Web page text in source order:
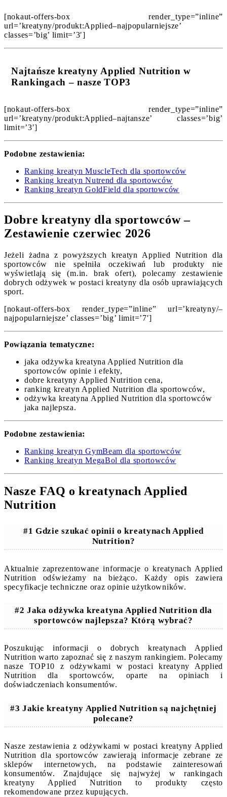
[nokaut-offers-box render_type=”inline”
url=’kreatyny/produkt:Applied–najpopularniejsze’
classes=’big’ limit=’3′]
Najtańsze kreatyny Applied Nutrition w
Rankingach – nasze TOP3
[nokaut-offers-box render_type=”inline”
url=’kreatyny/produkt:Applied–najtansze’ classes=’big’
limit=’3′]
Podobne zestawienia:
Ranking kreatyn MuscleTech dla sportowców
Ranking kreatyn Nutrend dla sportowców
Ranking kreatyn GoldField dla sportowców
Dobre kreatyny dla sportowców –
Zestawienie czerwiec 2026
Jeżeli żadna z powyższych kreatyn Applied Nutrition dla
sportowców nie spełniła oczekiwań lub produkty nie
wyświetlają się (m.in. brak ofert), polecamy zestawienie
dobrych odżywek w postaci kreatyny dla osób uprawiających
sport.
[nokaut-offers-box render_type=”inline” url=’kreatyny/–
najpopularniejsze’ classes=’big’ limit=’7′]
Powiązania tematyczne:
jaka odżywka kreatyna Applied Nutrition dla
sportowców opinie i efekty,
dobre kreatyny Applied Nutrition cena,
ranking kreatyn Applied Nutrition dla sportowców,
odżywka kreatyna Applied Nutrition dla sportowców
jaka najlepsza.
Podobne zestawienia:
Ranking kreatyn GymBeam dla sportowców
Ranking kreatyn MegaBol dla sportowców
Nasze FAQ o kreatynach Applied
Nutrition
#1 Gdzie szukać opinii o kreatynach Applied
Nutrition?
Aktualnie zaprezentowane informacje o kreatynach Applied
Nutrition odświeżamy na bieżąco. Każdy opis zawiera
specyfikacje techniczne oraz opinie użytkowników.
#2 Jaka odżywka kreatyna Applied Nutrition dla
sportowców najlepsza? Którą wybrać?
Poszukując informacji o dobrych kreatynach Applied
Nutrition warto zapoznać się z naszym rankingiem. Polecamy
nasze TOP10 z odżywkami w postaci kreatyny Applied
Nutrition dla sportowców, oparte na opiniach i
doświadczeniach konsumentów.
#3 Jakie kreatyny Applied Nutrition są najchętniej
polecane?
Nasze zestawienia z odżywkami w postaci kreatyny Applied
Nutrition dla sportowców zawierają informacje zebrane ze
sklepów internetowych, na podstawie zainteresowań
konsumentów. Znajdujące się najwyżej w rankingach
kreatyny Applied Nutrition to produkty często
rekomendowane przez kupujących.